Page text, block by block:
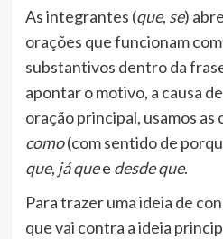
As integrantes (que, se)
orações que funcionam
substantivos dentro da
apontar o motivo, a causa
oração principal, usamos as
como(com sentido de
que, já quee desde que.
Para trazer uma ideia de
que vai contra a ideia